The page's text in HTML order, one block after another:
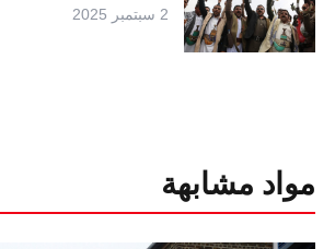
2 سبتمبر 2025
مواد مشابهة